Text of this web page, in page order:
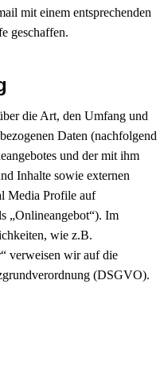
mit einem entsprechenden
geschaffen.
die Art, den Umfang und
Daten (nachfolgend
und der mit ihm
Inhalte sowie externen
Media Profile auf
„Onlineangebot“). Im
wie z.B.
verweisen wir auf die
(DSGVO).